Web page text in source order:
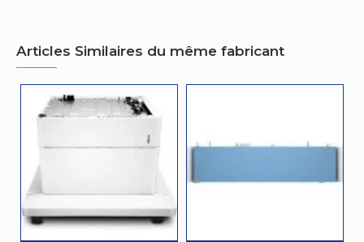
Articles Similaires du même fabricant